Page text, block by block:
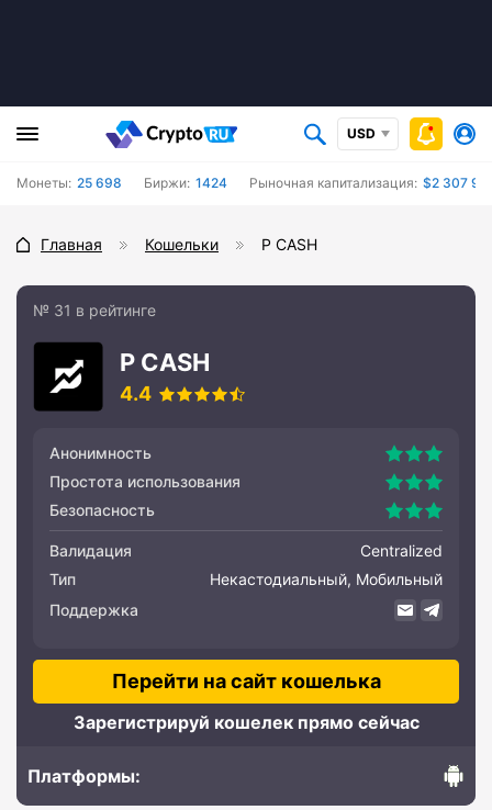
USD
Монеты: 25 698 Биржи: 1424 Рыночная капитализация: $2 307
Главная Кошельки P CASH
№ 31 в рейтинге
P CASH
4.4
Анонимность
Простота использования
Безопасность
Валидация
Centralized
Тип
Некастодиальный, Мобильный
Поддержка
Перейти на сайт кошелька
Зарегистрируй кошелек прямо сейчас
Платформы: